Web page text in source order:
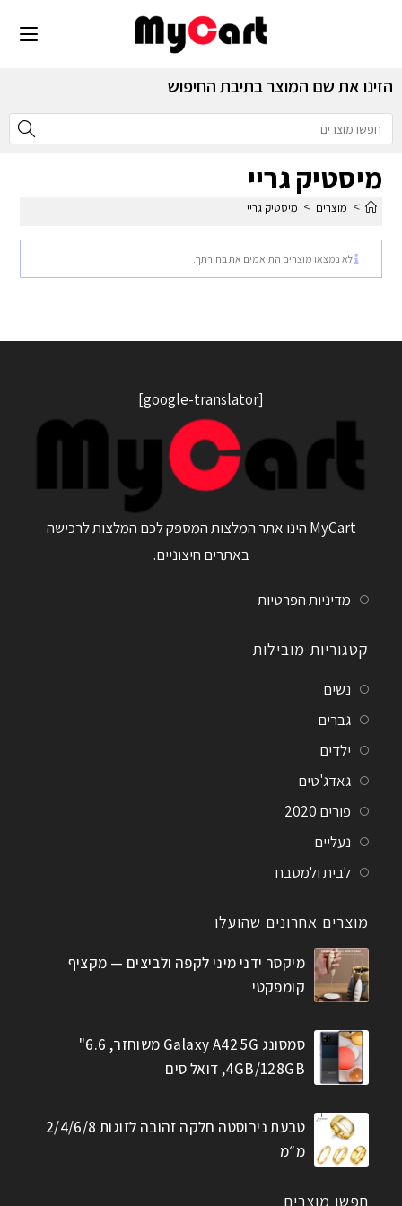
הזינו את שם המוצר בתיבת החיפוש
מיסטיק גריי
> מוצרים > מיסטיק גריי
לא נמצאו מוצרים התואמים את בחירתך.
[google-translator]
MyCart הינו אתר המלצות המספק לכם המלצות לרכישה
באתרים חיצוניים.
מדיניות הפרטיות
קטגוריות מובילות
נשים
גברים
ילדים
גאדג'טים
פורים 2020
נעליים
לבית ולמטבח
מוצרים אחרונים שהועלו
מיקסר ידני מיני לקפה ולביצים — מקציף
קומפקטי
סמסונג Galaxy A42 5G משוחזר, 6.6"
4GB/128GB, דואל סים
טבעת נירוסטה חלקה זהובה לזוגות 2/4/6/8
מ״מ
חפשו מוצרים